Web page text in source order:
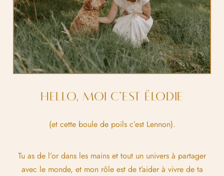
HELLO, MOI C’EST ËLODIE
(et cette boule de poils c’est Lennon).
Tu as de l’or dans les mains et tout un univers à partager
avec le monde, et mon rôle est de t’aider à vivre de ta